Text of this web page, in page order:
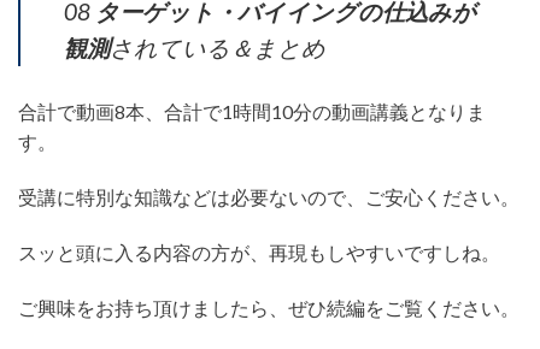
08 ターゲット・バイイングの仕込みが
観測されている＆まとめ
合計で動画8本、合計で1時間10分の動画講義となりま
す。
受講に特別な知識などは必要ないので、ご安心ください。
スッと頭に入る内容の方が、再現もしやすいですしね。
ご興味をお持ち頂けましたら、ぜひ続編をご覧ください。